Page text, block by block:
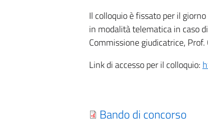
Il colloquio è fissato per il giorno
in modalità telematica in caso di
Commissione giudicatrice,
Link di accesso per il colloquio:
Bando di concorso